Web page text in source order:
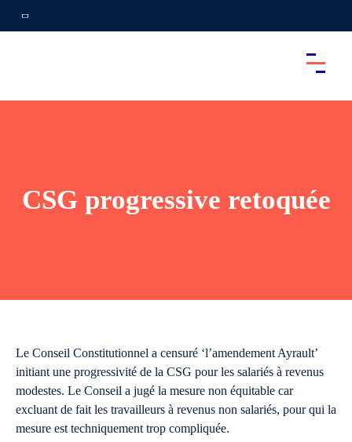
CSG progressive retoquée
Le Conseil Constitutionnel a censuré ‘l’amendement Ayrault’
initiant une progressivité de la CSG pour les salariés à revenus
modestes. Le Conseil a jugé la mesure non équitable car
excluant de fait les travailleurs à revenus non salariés, pour qui la
mesure est techniquement trop compliquée.